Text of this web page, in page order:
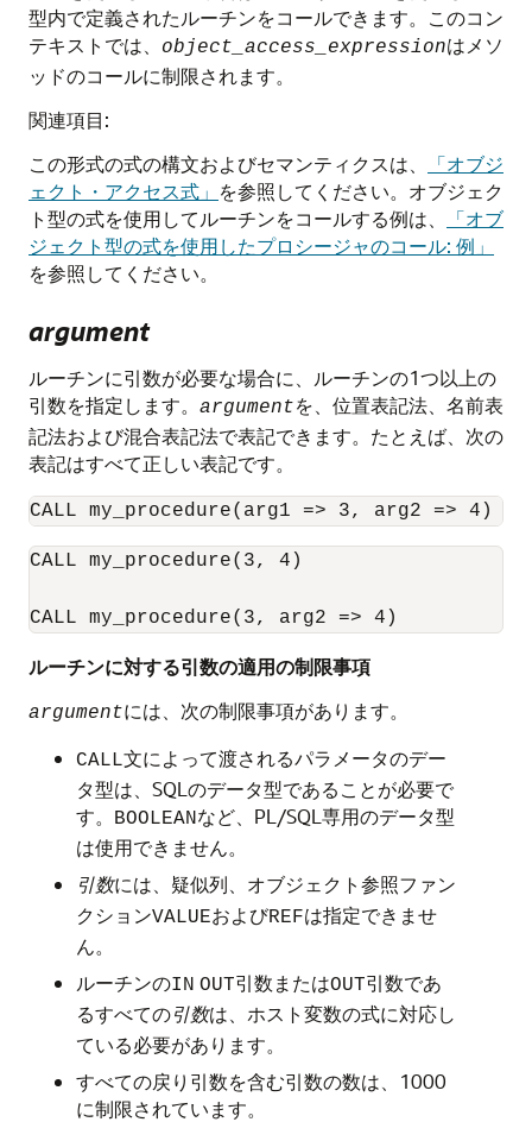
型内で定義されたルーチンをコールできます。このコン
テキストでは、
object_access_expressionはメソ
ッドのコールに制限されます。
関連項目:
この形式の式の構文およびセマンティクスは、
「オブジ
ェクト・アクセス式」 を参照してください。オブジェク
ト型の式を使用してルーチンをコールする例は、
「オブ
ジェクト型の式を使用したプロシージャのコール: 例」
を参照してください。
argument
ルーチンに引数が必要な場合に、ルーチンの1つ以上の
引数を指定します。 argumentを、位置表記法、名前表
記法および混合表記法で表記できます。たとえば、次の
表記はすべて正しい表記です。
CALL my_procedure(3, 4)
CALL my_procedure(3, arg2 => 4)
ルーチンに対する引数の適用の制限事項
argumentには、次の制限事項があります。
CALL文によって渡されるパラメータのデー
タ型は、SQLのデータ型であることが必要で
す。
BOOLEAN など、PL/SQL専用のデータ型
は使用できません。
引数には、疑似列、オブジェクト参照ファン
クションVALUEおよびREFは指定できませ
ん。
ルーチンのIN OUT引数またはOUT引数であ
るすべての引数は、ホスト変数の式に対応し
ている必要があります。
すべての戻り引数を含む引数の数は、1000
に制限されています。